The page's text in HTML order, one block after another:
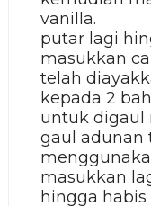
vanilla.
putar lagi
masukkan
telah
kepada 2
untuk digaul
gaul adunan
masukkan
hingga